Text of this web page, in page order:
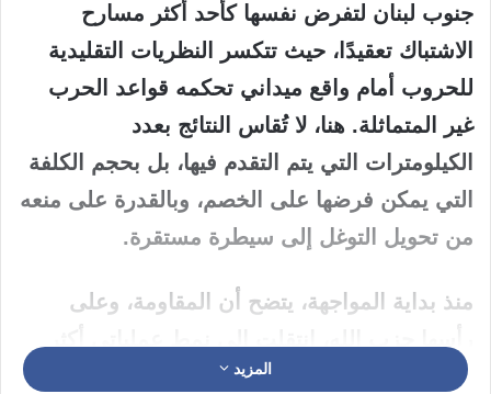
جنوب لبنان لتفرض نفسها كأحد أكثر مسارح
الاشتباك تعقيدًا، حيث تتكسر النظريات التقليدية
للحروب أمام واقع ميداني تحكمه قواعد الحرب
غير المتماثلة. هنا، لا تُقاس النتائج بعدد
الكيلومترات التي يتم التقدم فيها، بل بحجم الكلفة
التي يمكن فرضها على الخصم، وبالقدرة على منعه
من تحويل التوغل إلى سيطرة مستقرة.
منذ بداية المواجهة، يتضح أن المقاومة، وعلى
مرونة وفتكًا، قائم على ثلاثية دقيقة: استدراج
المزيد